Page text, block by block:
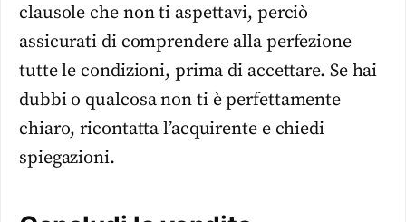
clausole che non ti aspettavi, perciò
assicurati di comprendere alla perfezione
tutte le condizioni, prima di accettare. Se hai
dubbi o qualcosa non ti è perfettamente
chiaro, ricontatta l’acquirente e chiedi
spiegazioni.